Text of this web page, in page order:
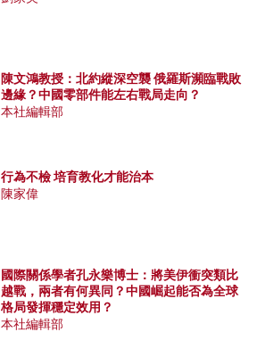
陳文鴻教授：北約縱深空襲 俄羅斯瀕臨戰敗
邊緣？中國零部件能左右戰局走向？
本社編輯部
行為不檢 培育教化才能治本
陳家偉
國際關係學者孔永樂博士：將美伊衝突類比
越戰，兩者有何異同？中國崛起能否為全球
格局發揮穩定效用？
本社編輯部